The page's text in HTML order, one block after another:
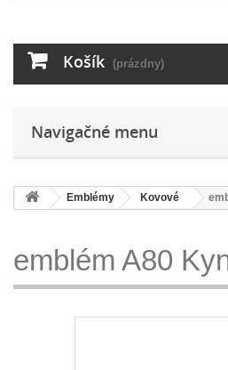
Košík (prázdny)
Navigačné menu
Emblémy Kovové
emblém A80